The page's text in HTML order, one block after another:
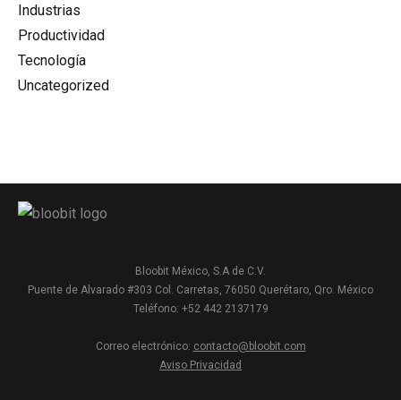
Industrias
Productividad
Tecnología
Uncategorized
Bloobit México, S.A de C.V.
Puente de Alvarado #303 Col. Carretas, 76050 Querétaro, Qro. México
Teléfono: +52 442 2137179
Correo electrónico: contacto@bloobit.com
Aviso Privacidad